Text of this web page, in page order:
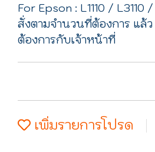
For Epson : L1110 / L3110
สั่งตามจำนวนที่ต้องการ แล้
ต้องการกับเจ้าหน้าที่
เพิ่มรายการโปรด